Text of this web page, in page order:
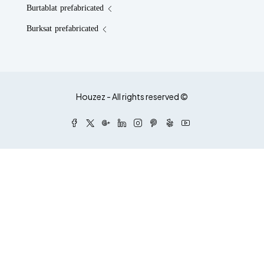
Burtablat prefabricated
Burksat prefabricated
© Houzez - All rights reserved